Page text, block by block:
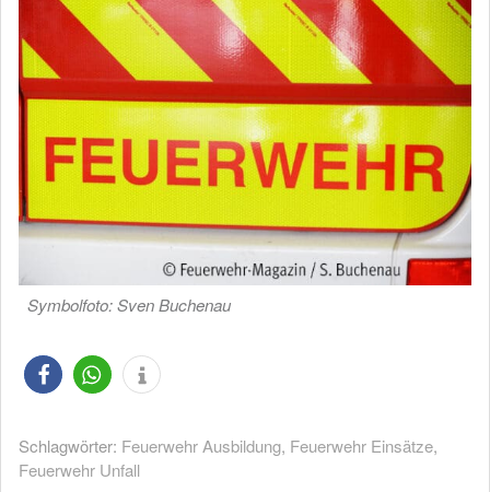
Symbolfoto: Sven Buchenau
Schlagwörter: Feuerwehr Ausbildung, Feuerwehr Einsätze,
Feuerwehr Unfall